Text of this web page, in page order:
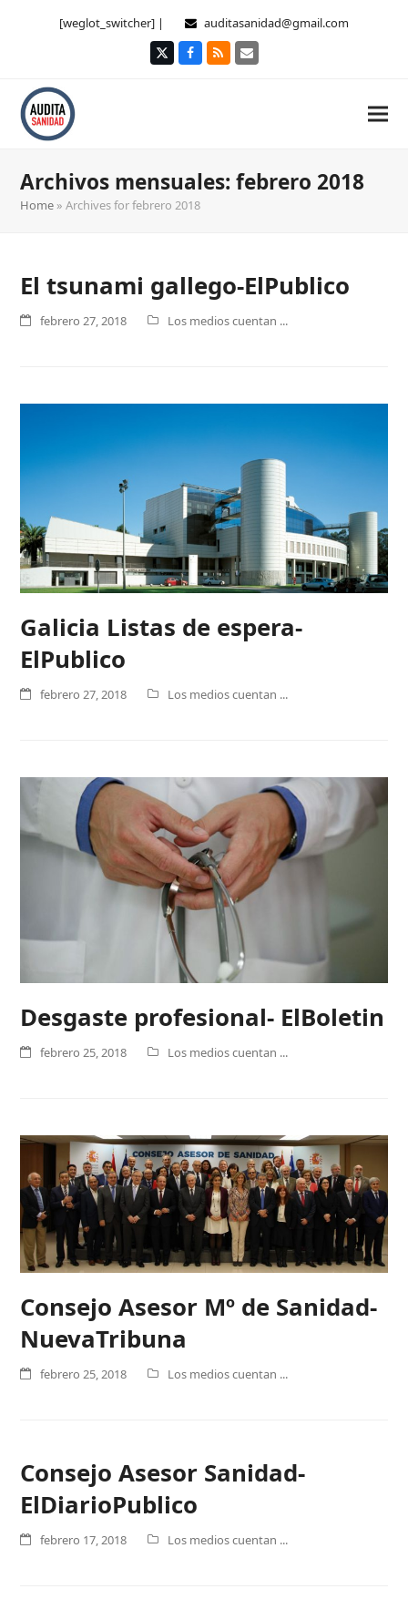
[weglot_switcher] | auditasanidad@gmail.com
TwitterFacebook
RSS Correo
Archivos mensuales: febrero 2018
Home »Archives for febrero 2018
El tsunami gallego-ElPublico
febrero 27, 2018 Los medios cuentan ...
Galicia Listas de espera-
ElPublico
febrero 27, 2018 Los medios cuentan ...
Desgaste profesional- ElBoletin
febrero 25, 2018 Los medios cuentan ...
Consejo Asesor Mº de Sanidad-
NuevaTribuna
febrero 25, 2018 Los medios cuentan ...
Consejo Asesor Sanidad-
ElDiarioPublico
febrero 17, 2018 Los medios cuentan ...